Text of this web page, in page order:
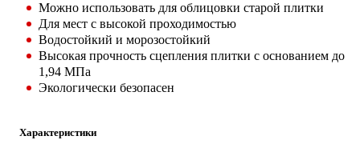
Можно использовать для облицовки старой плитки
Для мест с высокой проходимостью
Водостойкий и морозостойкий
Высокая прочность сцепления плитки с основанием до
1,94 МПа
Экологически безопасен
Характеристики